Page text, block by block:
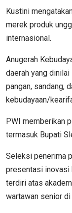
Kustini
merek produk
internasional.
Anugerah
daerah yang
pangan, sandang,
kebudayaan/
PWI memberikan
termasuk Bupati
Seleksi penerima
presentasi inovasi
terdiri atas
wartawan senior